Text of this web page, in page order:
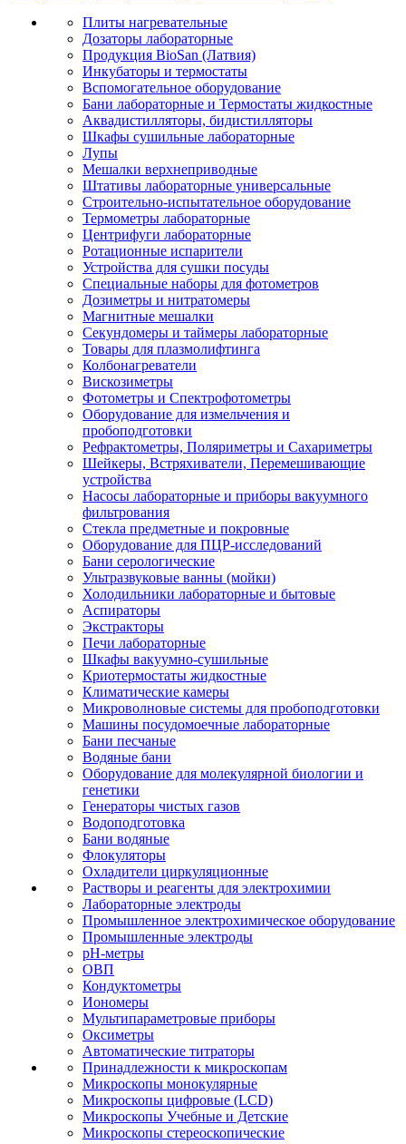
Плиты нагревательные
Дозаторы лабораторные
Продукция BioSan (Латвия)
Инкубаторы и термостаты
Вспомогательное оборудование
Бани лабораторные и Термостаты жидкостные
Аквадистилляторы, бидистилляторы
Шкафы сушильные лабораторные
Лупы
Мешалки верхнеприводные
Штативы лабораторные универсальные
Строительно-испытательное оборудование
Термометры лабораторные
Центрифуги лабораторные
Ротационные испарители
Устройства для сушки посуды
Специальные наборы для фотометров
Дозиметры и нитратомеры
Магнитные мешалки
Секундомеры и таймеры лабораторные
Товары для плазмолифтинга
Колбонагреватели
Вискозиметры
Фотометры и Спектрофотометры
Оборудование для измельчения и
пробоподготовки
Рефрактометры, Поляриметры и Сахариметры
Шейкеры, Встряхиватели, Перемешивающие
устройства
Насосы лабораторные и приборы вакуумного
фильтрования
Стекла предметные и покровные
Оборудование для ПЦР-исследований
Бани серологические
Ультразвуковые ванны (мойки)
Холодильники лабораторные и бытовые
Аспираторы
Экстракторы
Печи лабораторные
Шкафы вакуумно-сушильные
Криотермостаты жидкостные
Климатические камеры
Микроволновые системы для пробоподготовки
Машины посудомоечные лабораторные
Бани песчаные
Водяные бани
Оборудование для молекулярной биологии и
генетики
Генераторы чистых газов
Водоподготовка
Бани водяные
Флокуляторы
Охладители циркуляционные
Растворы и реагенты для электрохимии
Лабораторные электроды
Промышленное электрохимическое оборудование
Промышленные электроды
pH-метры
ОВП
Кондуктометры
Иономеры
Мультипараметровые приборы
Оксиметры
Автоматические титраторы
Принадлежности к микроскопам
Микроскопы монокулярные
Микроскопы цифровые (LCD)
Микроскопы Учебные и Детские
Микроскопы стереоскопические